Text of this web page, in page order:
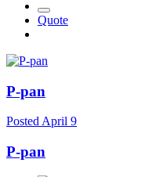
Quote
P-pan
Posted April 9
P-pan